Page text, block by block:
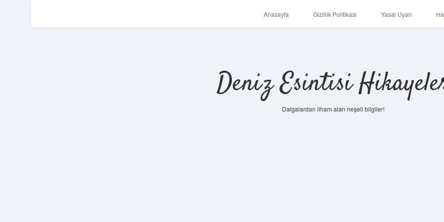
Anasayfa Gizlilik Politikası Yasal Uyarı
Deniz Esintisi
Dalgalardan ilham alan neşeli bilgiler!